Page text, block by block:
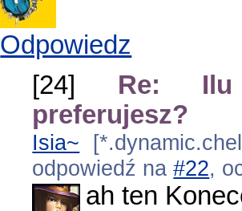
Odpowiedz
[24] Re: Ilu
preferujesz?
Isia~
odpowiedź na#22,
ah ten